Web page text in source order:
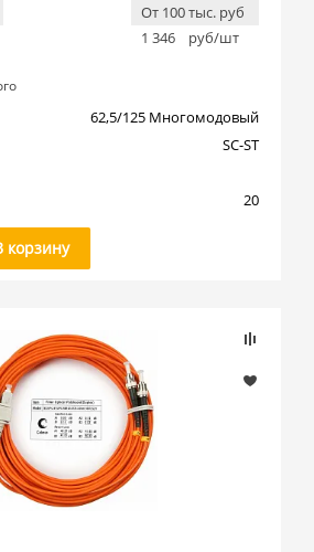
От 100 тыс. руб
1 346
руб/шт
62,5/125 Многомодовый
SC-ST
20
корзину